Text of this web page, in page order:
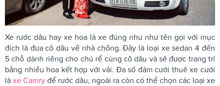
Xe rước dâu hay xe hoa là xe đúng như như tên gọi với mục
đích là đưa cô dâu về nhà chồng. Đây là loại xe sedan 4 đến
5 chỗ dành riêng cho chú rể cùng cô dâu và sẽ được trang trí
bằng nhiều hoa kết hợp với vải. Đa số đám cưới thuê xe cưới
là xe Camry để rước dâu, ngoài ra còn có thể chọn các loại xe